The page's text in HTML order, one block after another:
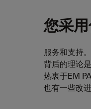
您采
服务和支持
背后的理论
热衷于EM
也有一些改